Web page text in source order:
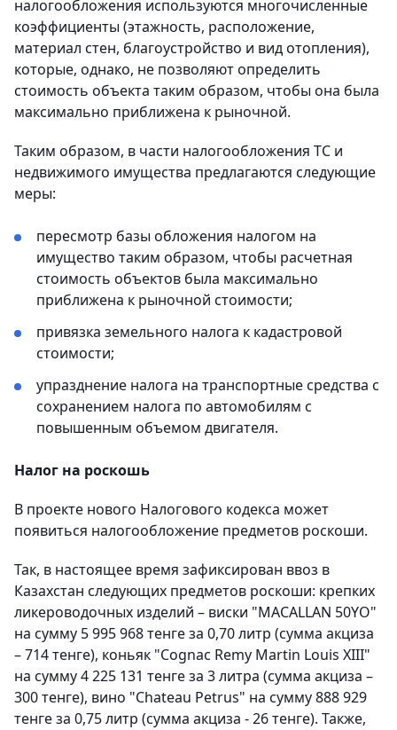
налогообложения используются многочисленные
коэффициенты (этажность, расположение,
материал стен, благоустройство и вид отопления),
которые, однако, не позволяют определить
стоимость объекта таким образом, чтобы она была
максимально приближена к рыночной.
Таким образом, в части налогообложения ТС и
недвижимого имущества предлагаются следующие
меры:
пересмотр базы обложения налогом на
имущество таким образом, чтобы расчетная
стоимость объектов была максимально
приближена к рыночной стоимости;
привязка земельного налога к кадастровой
стоимости;
упразднение налога на транспортные средства с
сохранением налога по автомобилям с
повышенным объемом двигателя.
Налог на роскошь
В проекте нового Налогового кодекса может
появиться налогообложение предметов роскоши.
Так, в настоящее время зафиксирован ввоз в
Казахстан следующих предметов роскоши: крепких
ликероводочных изделий – виски "MACALLAN 50YO"
на сумму 5 995 968 тенге за 0,70 литр (сумма акциза
– 714 тенге), коньяк "Cognac Remy Martin Louis XIII"
на сумму 4 225 131 тенге за 3 литра (сумма акциза –
300 тенге), вино "Сhateau Petrus" на сумму 888 929
тенге за 0,75 литр (сумма акциза - 26 тенге). Также,